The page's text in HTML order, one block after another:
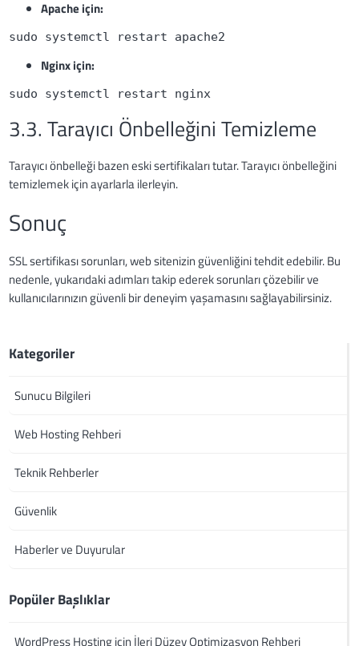
Apache için:
sudo systemctl restart apache2
Nginx için:
sudo systemctl restart nginx
3.3. Tarayıcı Önbelleğini Temizleme
Tarayıcı önbelleği bazen eski sertifikaları tutar. Tarayıcı önbelleğini
temizlemek için ayarlarla ilerleyin.
Sonuç
SSL sertifikası sorunları, web sitenizin güvenliğini tehdit edebilir. Bu
nedenle, yukarıdaki adımları takip ederek sorunları çözebilir ve
kullanıcılarınızın güvenli bir deneyim yaşamasını sağlayabilirsiniz.
Kategoriler
Sunucu Bilgileri
Web Hosting Rehberi
Teknik Rehberler
Güvenlik
Haberler ve Duyurular
Popüler Başlıklar
WordPress Hosting için İleri Düzey Optimizasyon Rehberi